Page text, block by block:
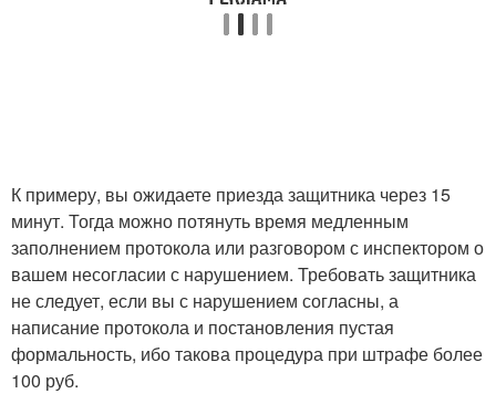
К примеру, вы ожидаете приезда защитника через 15
минут. Тогда можно потянуть время медленным
заполнением протокола или разговором с инспектором о
вашем несогласии с нарушением. Требовать защитника
не следует, если вы с нарушением согласны, а
написание протокола и постановления пустая
формальность, ибо такова процедура при штрафе более
100 руб.